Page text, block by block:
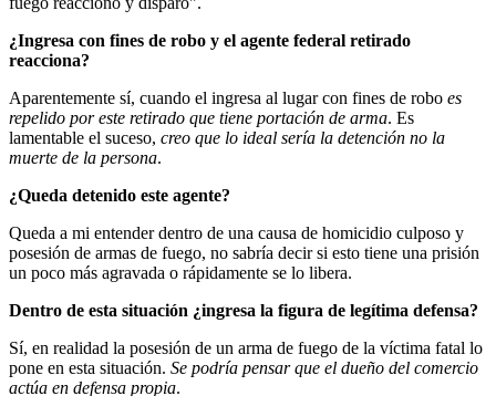
¿Ingresa con fines de robo y el agente federal retirado
reacciona?
Aparentemente sí, cuando el ingresa al lugar con fines de robo es
repelido por este retirado que tiene portación de arma. Es
lamentable el suceso, creo que lo ideal sería la detención no la
muerte de la persona.
¿Queda detenido este agente?
Queda a mi entender dentro de una causa de homicidio culposo y
posesión de armas de fuego, no sabría decir si esto tiene una prisión
un poco más agravada o rápidamente se lo libera.
Dentro de esta situación ¿ingresa la figura de legítima defensa?
Sí, en realidad la posesión de un arma de fuego de la víctima fatal lo
pone en esta situación. Se podría pensar que el dueño del comercio
actúa en defensa propia.